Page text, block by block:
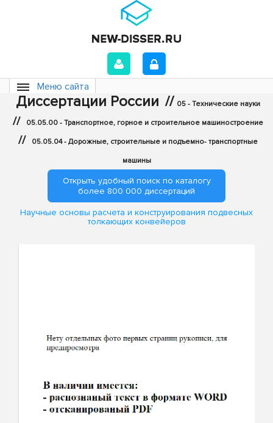
Меню сайта
Диссертации России // 05 - Технические науки
// 05.05.00 - Транспортное, горное и строительное машиностроение
// 05.05.04 - Дорожные, строительные и подъемно- транспортные
машины
Открыть удобный поиск по каталогу
более 800 000 диссертаций
Научные основы расчета и конструирования подвесных
толкающих конвейеров